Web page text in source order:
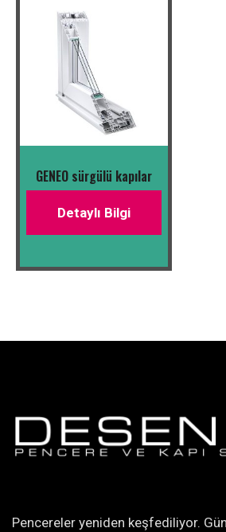
GENEO sürgülü kapılar
Detaylı Bilgi
Pencereler yeniden keşfediliyor.